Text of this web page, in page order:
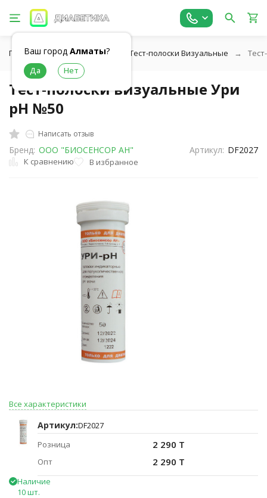
Ваш город Алматы?
Главная Тест-полоски Тест-полоски Визуальные
Тест-полоски визуальные Ури
рН №50
Написать отзыв
Бренд: ООО "БИОСЕНСОР АН" Артикул: DF2027
К сравнению В избранное
Все характеристики
Артикул:DF2027
Розница
2 290 T
Опт 2 290 T
Наличие
10 шт.